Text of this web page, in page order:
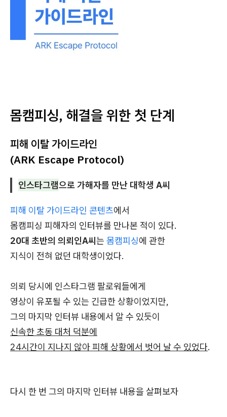
몸캠피싱, 해결을 위한 첫 단계
피해 이탈 가이드라인
(ARK Escape Protocol)
인스타그램으로 가해자를 만난 대학생 A씨
피해 이탈 가이드라인 콘텐츠에서
몸캠피싱 피해자의 인터뷰를 만나본 적이 있다.
20대 초반의 의뢰인A씨는 몸캠피싱에 관한
지식이 전혀 없던 대학생이었다.
의뢰 당시에 인스타그램 팔로워들에게
영상이 유포될 수 있는 긴급한 상황이었지만,
그의 마지막 인터뷰 내용에서 알 수 있듯이
신속한 초동 대처 덕분에
24시간이 지나지 않아 피해 상황에서 벗어 날 수 있었다.
다시 한 번 그의 마지막 인터뷰 내용을 살펴보자